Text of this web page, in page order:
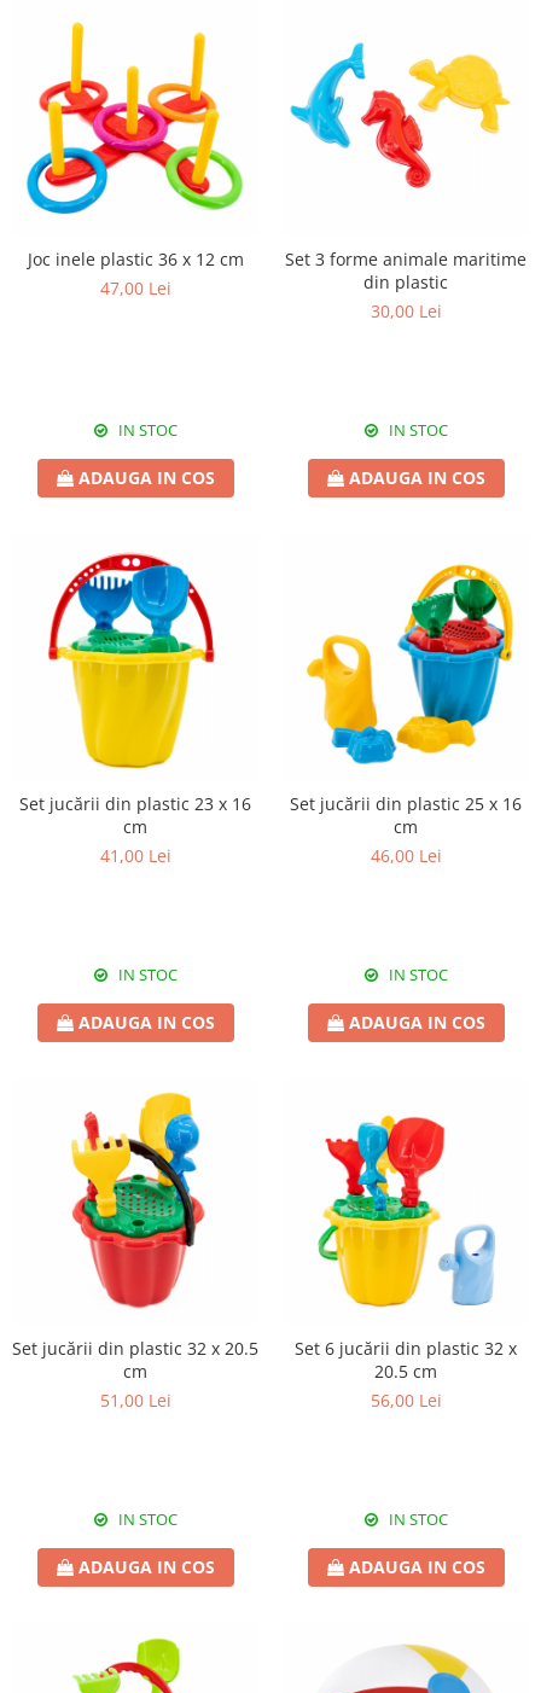
Joc inele plastic 36 x 12 cm
47,00 Lei
IN STOC
ADAUGA IN COS
Set 3 forme animale maritime
din plastic
30,00 Lei
IN STOC
ADAUGA IN COS
Set jucării din plastic 23 x 16
cm
41,00 Lei
IN STOC
ADAUGA IN COS
Set jucării din plastic 25 x 16
cm
46,00 Lei
IN STOC
ADAUGA IN COS
Set jucării din plastic 32 x 20.5
cm
51,00 Lei
IN STOC
ADAUGA IN COS
Set 6 jucării din plastic 32 x
20.5 cm
56,00 Lei
IN STOC
ADAUGA IN COS